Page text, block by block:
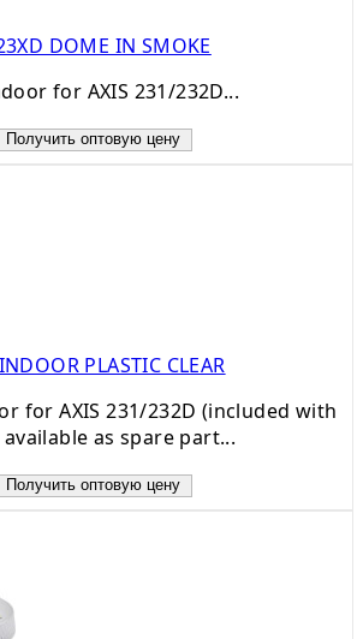
DOME IN SMOKE
for AXIS 231/232D...
Получить оптовую цену
PLASTIC CLEAR
for AXIS 231/232D (included with
available as spare part...
Получить оптовую цену